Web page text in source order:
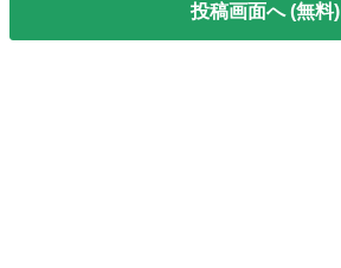
投稿画面へ (無料)